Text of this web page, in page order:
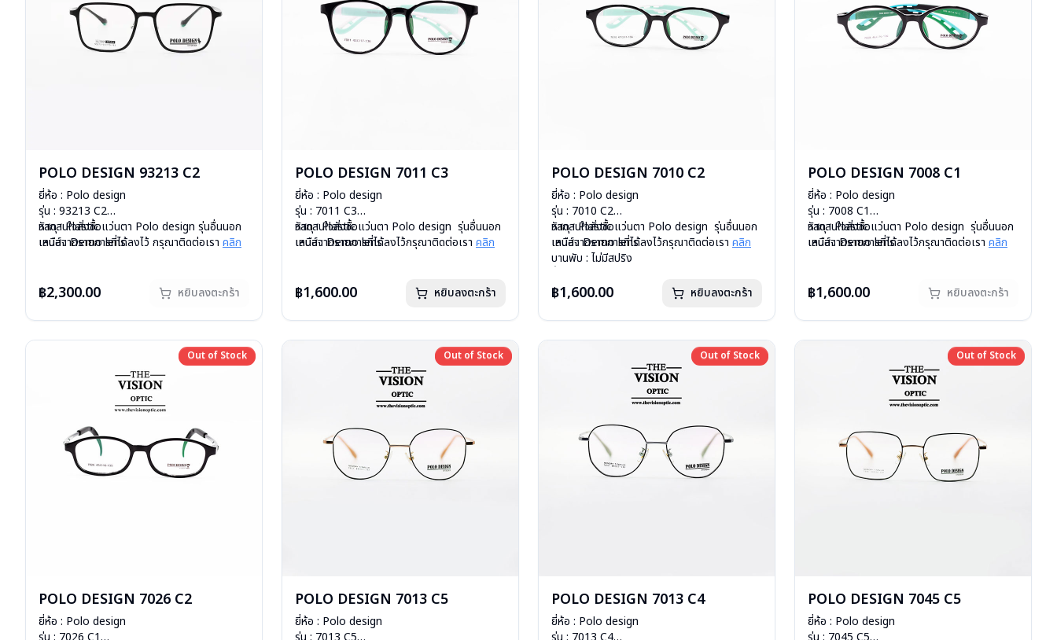
POLO DESIGN 93213 C2
ยี่ห้อ : Polo design
รุ่น : 93213 C2
วัสดุ : Plastic
เลนส์ : Demo lens
อุปกรณ์ : กล่องแว่น , ผ้าเช็ดแว่น
หากสนใจสั่งชื้อแว่นตา Polo design รุ่นอื่นนอก
เหนือจากรายการที่ได้ลงไว้ กรุณาติดต่อเรา คลิก
฿2,300.00 หยิบลงตะกร้า
POLO DESIGN 7011 C3
ยี่ห้อ : Polo design
รุ่น : 7011 C3
วัสดุ : Plastic
เลนส์ : Demo lens
อุปกรณ์ : กล่องแว่น , ผ้าเช็ดแว่น
หากสนใจสั่งชื้อแว่นตา Polo design รุ่นอื่นนอก
เหนือจากรายการที่ได้ลงไว้กรุณาติดต่อเรา คลิก
฿1,600.00 หยิบลงตะกร้า
POLO DESIGN 7010 C2
ยี่ห้อ : Polo design
รุ่น : 7010 C2
วัสดุ : Plastic
เลนส์ : Demo lens
บานพับ : ไม่มีสปริง
อุปกรณ์ : กล่องแว่น , ผ้าเช็ดแว่น
หากสนใจสั่งชื้อแว่นตา Polo design รุ่นอื่นนอก
เหนือจากรายการที่ได้ลงไว้กรุณาติดต่อเรา คลิก
฿1,600.00 หยิบลงตะกร้า
POLO DESIGN 7008 C1
ยี่ห้อ : Polo design
รุ่น : 7008 C1
วัสดุ : Plastic
เลนส์ : Demo lens
อุปกรณ์ : กล่องแว่น , ผ้าเช็ดแว่น
หากสนใจสั่งชื้อแว่นตา Polo design รุ่นอื่นนอก
เหนือจากรายการที่ได้ลงไว้กรุณาติดต่อเรา คลิก
฿1,600.00 หยิบลงตะกร้า
Out of Stock
Out of Stock
POLO DESIGN 7026 C2
ยี่ห้อ : Polo design
Out of Stock
Out of Stock
POLO DESIGN 7013 C5
ยี่ห้อ : Polo design
Out of Stock
Out of Stock
POLO DESIGN 7013 C4
ยี่ห้อ : Polo design
Out of Stock
Out of Stock
POLO DESIGN 7045 C5
ยี่ห้อ : Polo design